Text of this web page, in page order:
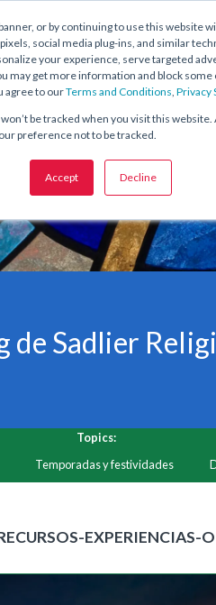
or by continuing to use this website
social media plug-ins, and similar
your experience, serve targeted
may get more information and block
agree to ourTerms and Conditions, Privacy
be tracked when you visit this website.
preference not to be tracked.
Accept Decline
de Sadlier
Topics:
Temporadas y festividades
EXPERIENCIAS-